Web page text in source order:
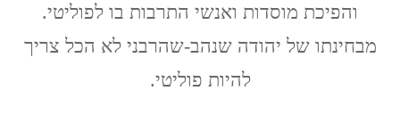
והפיכת מוסדות ואנשי התרבות בו לפוליטי.
מבחינתו של יהודה שנהב-שהרבני לא הכל צריך
להיות פוליטי.